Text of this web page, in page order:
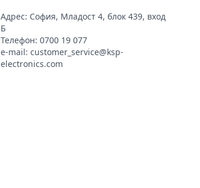
Адрес: София, Младост 4, блок 439, вход
Б
Телефон: 0700 19 077
e-mail: customer_service@ksp-
electronics.com